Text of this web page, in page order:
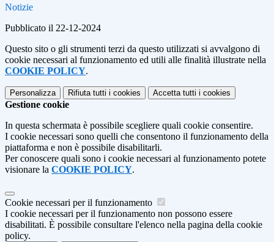
Notizie
Pubblicato il 22-12-2024
Questo sito o gli strumenti terzi da questo utilizzati si avvalgono di
cookie necessari al funzionamento ed utili alle finalità illustrate nella
COOKIE POLICY.
Personalizza Rifiuta tutti i cookies Accetta tutti i cookies
Gestione cookie
In questa schermata è possibile scegliere quali cookie consentire.
I cookie necessari sono quelli che consentono il funzionamento della
piattaforma e non è possibile disabilitarli.
Per conoscere quali sono i cookie necessari al funzionamento potete
visionare la COOKIE POLICY.
Cookie necessari per il funzionamento
I cookie necessari per il funzionamento non possono essere
disabilitati. È possibile consultare l'elenco nella pagina della cookie
policy.